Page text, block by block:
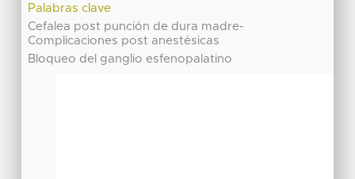
Palabras clave
Cefalea post punción de dura madre-
Complicaciones post anestésicas
Bloqueo del ganglio esfenopalatino